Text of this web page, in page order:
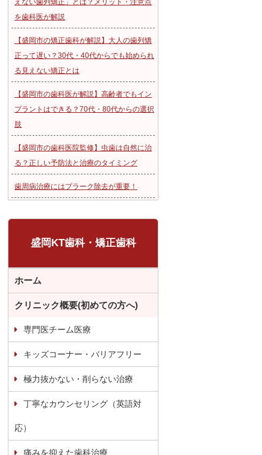
えない歯列矯正」とは？メリット・注意点
を歯科医が解説
【盛岡市の矯正歯科が解説】大人の歯列矯
正って遅い？30代・40代からでも始められ
る見えない矯正とは
【盛岡市の歯科医が解説】高齢者でもイン
プラントはできる？70代・80代からの選択
肢
【盛岡市の歯科医院監修】虫歯は自然に治
る？正しい予防法と治療のタイミング
歯周病治療にはプラーク除去が重要！
盛岡KT歯科・矯正歯科
ホーム
クリニック概要(初めての方へ)
専門医チーム医療
キッズコーナー・バリアフリー
極力抜かない・削らない治療
丁寧なカウンセリング（英語対
応）
痛みを抑えた歯科治療